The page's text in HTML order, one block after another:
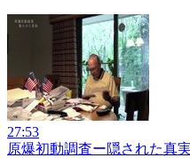
27:53
原爆初動調査ー隠された真